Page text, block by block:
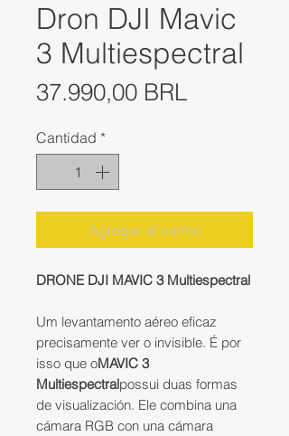
Dron DJI Mavic
3 Multiespectral
37.990,00 BRLPrecio
Cantidad *
Agregar al carrito
DRONE DJI MAVIC 3 Multiespectral
Um levantamento aéreo eficaz
precisamente ver o invisible. É por
isso que oMAVIC 3
Multiespectralpossui duas formas
de visualización. Ele combina una
cámara RGB con una cámara